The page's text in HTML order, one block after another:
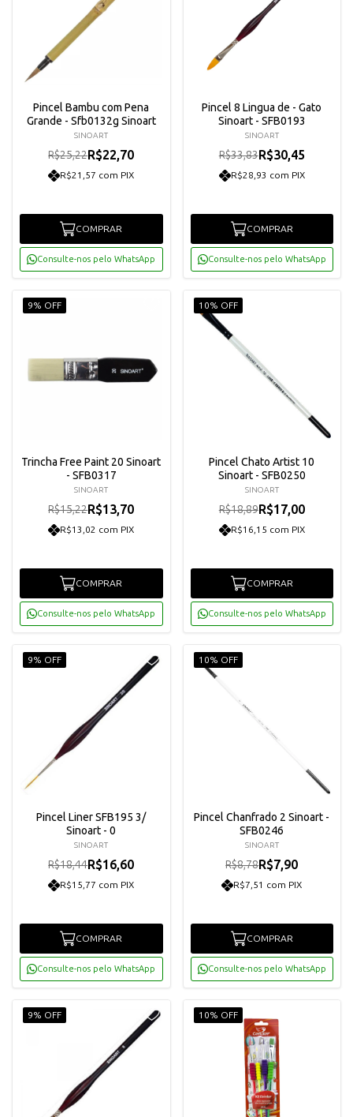
Pincel Bambu com Pena
Grande - Sfb0132g Sinoart
SINOART
R$25,22R$22,70
R$21,57 com PIX
COMPRAR
Consulte-nos pelo WhatsApp
Pincel 8 Lingua de - Gato
Sinoart - SFB0193
SINOART
R$33,83R$30,45
R$28,93 com PIX
COMPRAR
Consulte-nos pelo WhatsApp
9% OFF
Trincha Free Paint 20 Sinoart
- SFB0317
SINOART
R$15,22R$13,70
R$13,02 com PIX
COMPRAR
Consulte-nos pelo WhatsApp
10% OFF
Pincel Chato Artist 10
Sinoart - SFB0250
SINOART
R$18,89R$17,00
R$16,15 com PIX
COMPRAR
Consulte-nos pelo WhatsApp
9% OFF
Pincel Liner SFB195 3/
Sinoart - 0
SINOART
R$18,44R$16,60
R$15,77 com PIX
COMPRAR
Consulte-nos pelo WhatsApp
10% OFF
Pincel Chanfrado 2 Sinoart -
SFB0246
SINOART
R$8,78R$7,90
R$7,51 com PIX
COMPRAR
Consulte-nos pelo WhatsApp
9% OFF 10% OFF